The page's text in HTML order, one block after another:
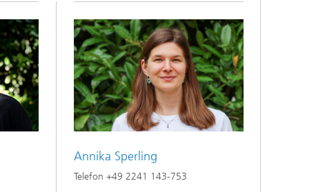
Annika Sperling
Telefon +49 2241 143-753